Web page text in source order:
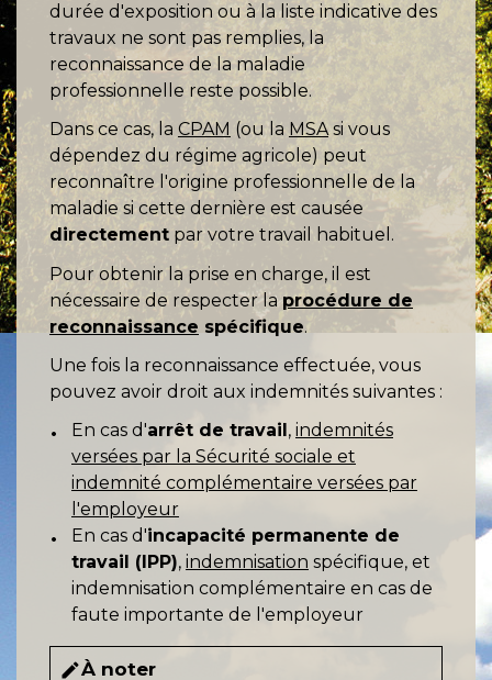
durée d'exposition ou à la liste indicative des
travaux ne sont pas remplies, la
reconnaissance de la maladie
professionnelle reste possible.
Dans ce cas, la CPAM (ou la MSAsi vous
dépendez du régime agricole) peut
reconnaître l'origine professionnelle de la
maladie si cette dernière est causée
directement par votre travail habituel.
Pour obtenir la prise en charge, il est
nécessaire de respecter laprocédure de
reconnaissance spécifique.
Une fois la reconnaissance effectuée, vous
pouvez avoir droit aux indemnités suivantes :
En cas d'arrêt de travail, indemnités
versées par la Sécurité sociale et
indemnité complémentaire versées par
l'employeur
En cas d'incapacité permanente de
travail (IPP), indemnisation spécifique, et
indemnisation complémentaire en cas de
faute importante de l'employeur
editÀ noter